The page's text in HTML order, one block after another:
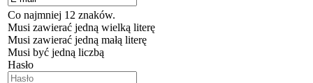
Co najmniej 12 znaków.
Musi zawierać jedną wielką literę
Musi zawierać jedną małą literę
Musi być jedną liczbą
Hasło